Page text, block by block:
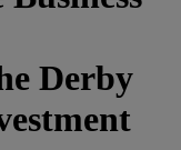
Derby